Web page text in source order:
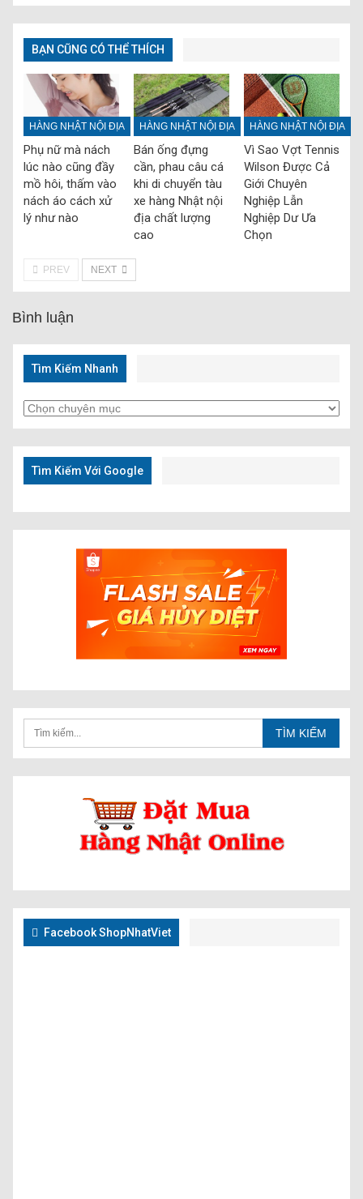
BẠN CŨNG CÓ THỂ THÍCH
HÀNG NHẬT NỘI ĐỊA
Phụ nữ mà nách
lúc nào cũng đầy
mồ hôi, thấm vào
nách áo cách xử
lý như nào
HÀNG NHẬT NỘI ĐỊA
Bán ống đựng
cần, phau câu cá
khi di chuyển tàu
xe hàng Nhật nội
địa chất lượng
cao
HÀNG NHẬT NỘI ĐỊA
Vì Sao Vợt Tennis
Wilson Được Cả
Giới Chuyên
Nghiệp Lẫn
Nghiệp Dư Ưa
Chọn
PREV NEXT
Bình luận
Tìm Kiếm Nhanh
Tìm
Kiếm
Nhanh
Tìm Kiếm Với Google
Facebook ShopNhatViet